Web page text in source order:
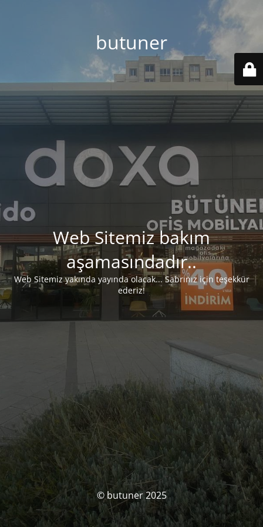
butuner
Web Sitemiz bakım
aşamasındadır..
Web Sitemiz yakında yayında olacak... Sabrınız için teşekkür
ederiz!
© butuner 2025